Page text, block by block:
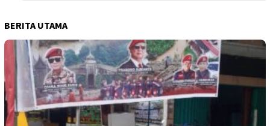
BERITA UTAMA